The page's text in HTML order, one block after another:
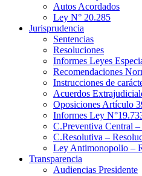
Autos Acordados
Ley N° 20.285
Jurisprudencia
Sentencias
Resoluciones
Informes Leyes
Recomendaciones
Instrucciones de
Acuerdos
Oposiciones Artículo
Informes Ley
C.Preventiva Central
C.Resolutiva –
Ley Antimonopolio –
Transparencia
Audiencias Presidente